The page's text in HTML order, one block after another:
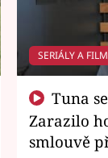
SERIÁLY A
Zarazilo
smlouvě